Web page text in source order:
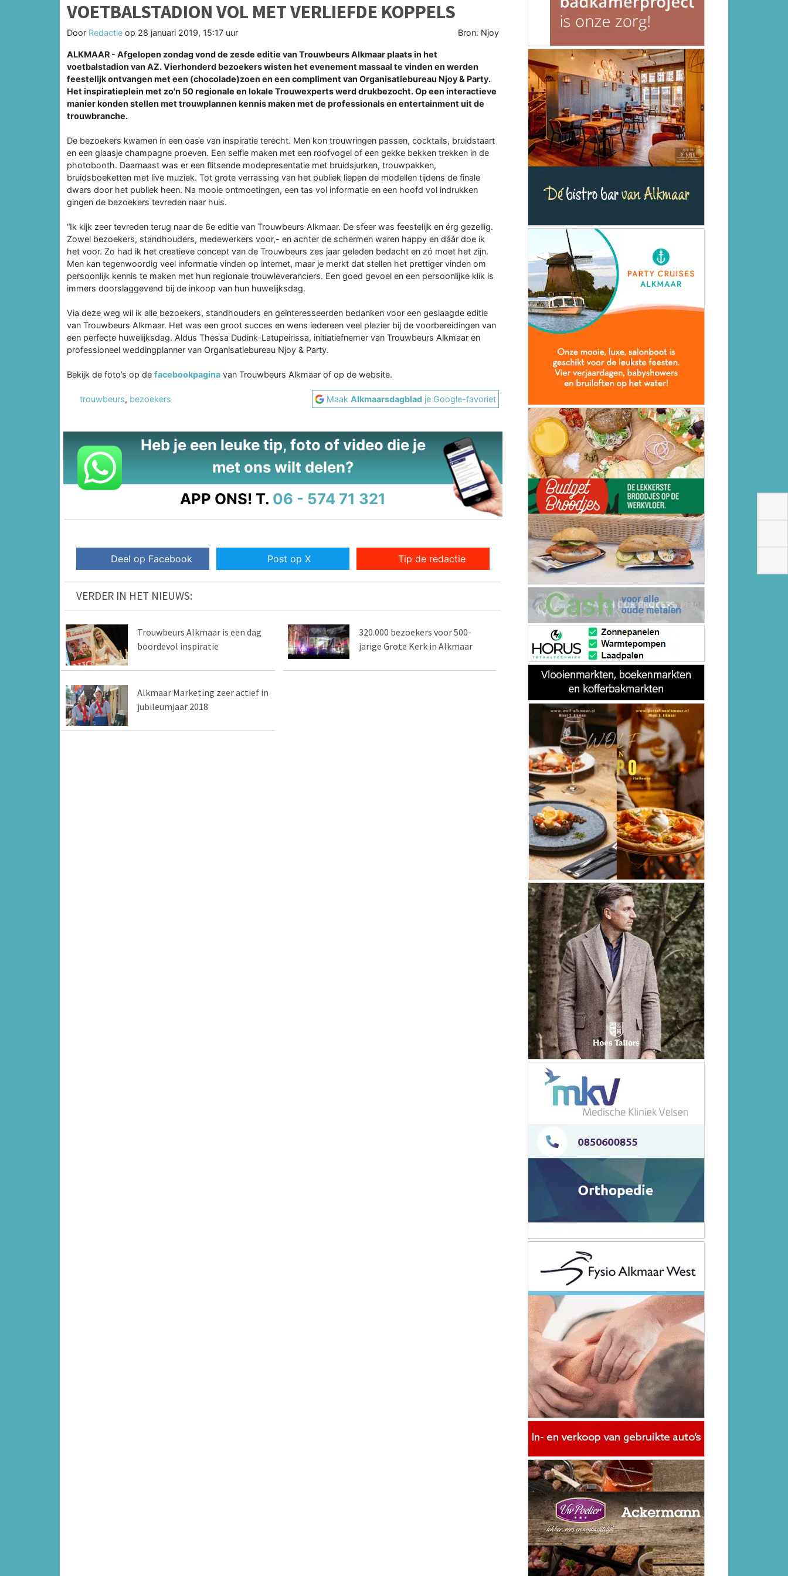
VOETBALSTADION VOL MET VERLIEFDE KOPPELS
Door Redactie op 28 januari 2019, 15:17 uur Bron: Njoy
ALKMAAR - Afgelopen zondag vond de zesde editie van Trouwbeurs Alkmaar plaats in het
voetbalstadion van AZ. Vierhonderd bezoekers wisten het evenement massaal te vinden en werden
feestelijk ontvangen met een (chocolade)zoen en een compliment van Organisatiebureau Njoy & Party.
Het inspiratieplein met zo'n 50 regionale en lokale Trouwexperts werd drukbezocht. Op een interactieve
manier konden stellen met trouwplannen kennis maken met de professionals en entertainment uit de
trouwbranche.
De bezoekers kwamen in een oase van inspiratie terecht. Men kon trouwringen passen, cocktails, bruidstaart
en een glaasje champagne proeven. Een selfie maken met een roofvogel of een gekke bekken trekken in de
photobooth. Daarnaast was er een flitsende modepresentatie met bruidsjurken, trouwpakken,
bruidsboeketten met live muziek. Tot grote verrassing van het publiek liepen de modellen tijdens de finale
dwars door het publiek heen. Na mooie ontmoetingen, een tas vol informatie en een hoofd vol indrukken
gingen de bezoekers tevreden naar huis.
“Ik kijk zeer tevreden terug naar de 6e editie van Trouwbeurs Alkmaar. De sfeer was feestelijk en érg gezellig.
Zowel bezoekers, standhouders, medewerkers voor,- en achter de schermen waren happy en dáár doe ik
het voor. Zo had ik het creatieve concept van de Trouwbeurs zes jaar geleden bedacht en zó moet het zijn.
Men kan tegenwoordig veel informatie vinden op internet, maar je merkt dat stellen het prettiger vinden om
persoonlijk kennis te maken met hun regionale trouwleveranciers. Een goed gevoel en een persoonlijke klik is
immers doorslaggevend bij de inkoop van hun huwelijksdag.
Via deze weg wil ik alle bezoekers, standhouders en geïnteresseerden bedanken voor een geslaagde editie
van Trouwbeurs Alkmaar. Het was een groot succes en wens iedereen veel plezier bij de voorbereidingen van
een perfecte huwelijksdag. Aldus Thessa Dudink-Latupeirissa, initiatiefnemer van Trouwbeurs Alkmaar en
professioneel weddingplanner van Organisatiebureau Njoy & Party.
Bekijk de foto’s op de facebookpagina van Trouwbeurs Alkmaar of op de website.
trouwbeurs, bezoekers MaakAlkmaarsdagblad je Google-favoriet
Heb je een leuke tip, foto of video die je
met ons wilt delen?
APP ONS! T. 06 - 574 71 321
Deel op Facebook Post op X Tip de redactie
VERDER IN HET NIEUWS:
Trouwbeurs Alkmaar is een dag
boordevol inspiratie
320.000 bezoekers voor 500-
jarige Grote Kerk in Alkmaar
Alkmaar Marketing zeer actief in
jubileumjaar 2018